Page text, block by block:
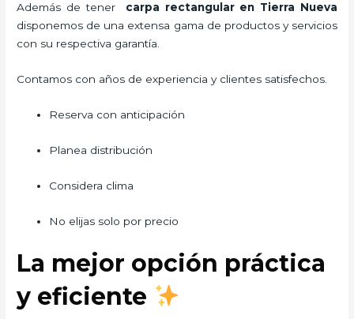
Además de tener carpa rectangularen Tierra Nueva
disponemos de una extensa gama de productos y servicios
con su respectiva garantía.
Contamos con años de experiencia y clientes satisfechos.
Reserva con anticipación
Planea distribución
Considera clima
No elijas solo por precio
La mejor opción práctica
y eficiente